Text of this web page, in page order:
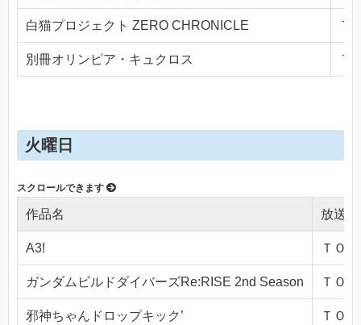
白猫プロジェクト ZERO CHRONICLE Ｔ
別冊オリンピア・キュクロス Ｔ
火曜日
作品名 放送局
A3! ＴＯ
ガンダムビルドダイバーズRe:RISE 2nd Season ＴＯ
邪神ちゃんドロップキック’ ＴＯ